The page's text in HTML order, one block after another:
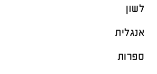
לשון
אנגלית
ספרות